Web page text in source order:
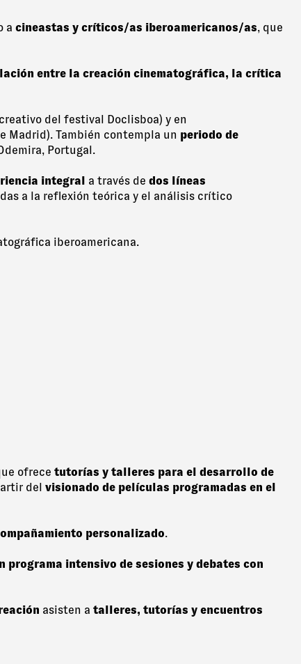
a cineastas y críticos/as iberoamericanos/as, que
entre la creación cinematográfica, la crítica
del festival Doclisboa) y en
Madrid). También contempla un periodo de
Portugal.
integral a través de dos líneas
a la reflexión teórica y el análisis crítico
iberoamericana.
ofrece tutorías y talleres para el desarrollo de
del visionado de películas programadas en el
personalizado.
programa intensivo de sesiones y debates con
asisten a talleres, tutorías y encuentros